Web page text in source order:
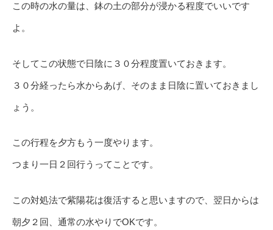
この時の水の量は、鉢の土の部分が浸かる程度でいいです
よ。
そしてこの状態で日陰に３０分程度置いておきます。
３０分経ったら水からあげ、そのまま日陰に置いておきまし
ょう。
この行程を夕方もう一度やります。
つまり一日２回行うってことです。
この対処法で紫陽花は復活すると思いますので、翌日からは
朝夕２回、通常の水やりでOKです。